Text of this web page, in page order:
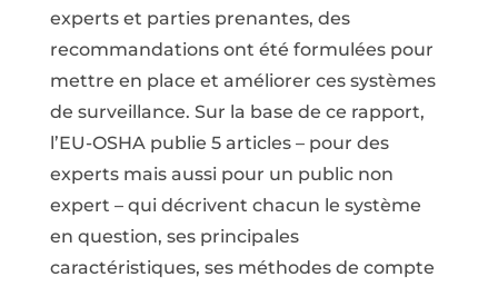
experts et parties prenantes, des
recommandations ont été formulées pour
mettre en place et améliorer ces systèmes
de surveillance. Sur la base de ce rapport,
l’EU-OSHA publie 5 articles – pour des
experts mais aussi pour un public non
expert – qui décrivent chacun le système
en question, ses principales
caractéristiques, ses méthodes de compte